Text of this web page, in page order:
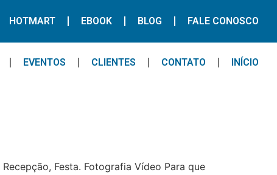
HOTMART EBOOK BLOG FALE CONOSCO
EVENTOS CLIENTES CONTATO INÍCIO
Festa. Fotografia Vídeo Para que